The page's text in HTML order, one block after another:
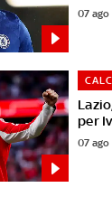
07 ago
per
07 ago